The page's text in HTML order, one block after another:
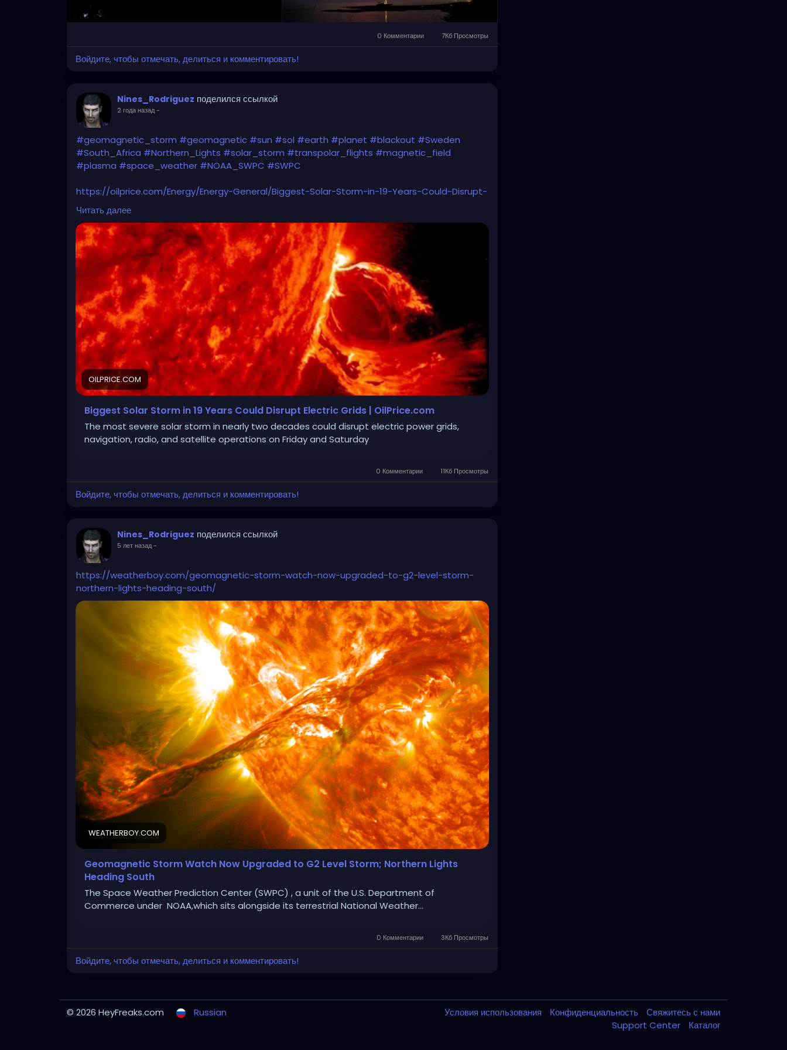
0 Комментарии 7Кб Просмотры
Войдите, чтобы отмечать, делиться и комментировать!
Nines_Rodriguez поделился ссылкой
2 года назад-
#geomagnetic_storm #geomagnetic #sun #sol #earth #planet #blackout #Sweden
#South_Africa #Northern_Lights #solar_storm #transpolar_flights #magnetic_field
#plasma #space_weather #NOAA_SWPC #SWPC
https://oilprice.com/Energy/Energy-General/Biggest-Solar-Storm-in-19-Years-Could-Disrupt-
Electric-Grids.html
Читать далее
OILPRICE.COM
Biggest Solar Storm in 19 Years Could Disrupt Electric Grids | OilPrice.com
The most severe solar storm in nearly two decades could disrupt electric power grids,
navigation, radio, and satellite operations on Friday and Saturday
0 Комментарии 11Кб Просмотры
Войдите, чтобы отмечать, делиться и комментировать!
Nines_Rodriguez поделился ссылкой
5 лет назад-
https://weatherboy.com/geomagnetic-storm-watch-now-upgraded-to-g2-level-storm-
northern-lights-heading-south/
WEATHERBOY.COM
Geomagnetic Storm Watch Now Upgraded to G2 Level Storm; Northern Lights
Heading South
The Space Weather Prediction Center (SWPC) , a unit of the U.S. Department of
Commerce under NOAA,which sits alongside its terrestrial National Weather...
0 Комментарии 3Кб Просмотры
Войдите, чтобы отмечать, делиться и комментировать!
© 2026 HeyFreaks.com Russian Условия использования Конфиденциальность
Свяжитесь с нами
Support Center
Каталог